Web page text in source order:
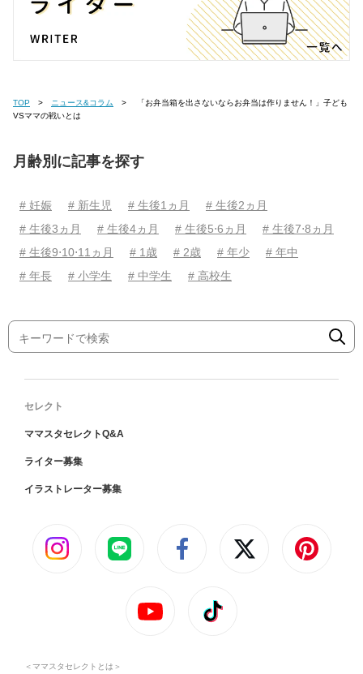
TOP ニュース&コラム
VSママの戦いとは
月齢別に記事を探す
# 妊娠 # 新生児 # 生後1ヵ月
# 生後2ヵ月
# 生後3ヵ月
# 生後4ヵ月 # 生後5⋅6ヵ月
# 生後7⋅8ヵ月
# 生後9⋅10⋅11ヵ月
# 1歳 # 2歳 # 年少
# 年中
# 年長
# 小学生 # 中学生 # 高校生
セレクト
ママスタセレクトQ&A
ライター募集
イラストレーター募集
＜ママスタセレクトとは＞